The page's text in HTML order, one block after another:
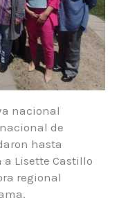
nacional
de
hasta
Lisette Castillo
regional